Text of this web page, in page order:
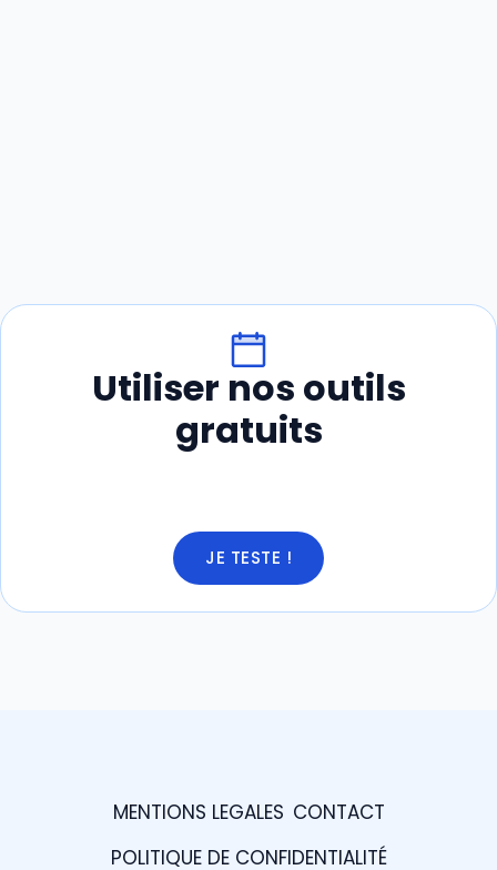
Utiliser nos outils
gratuits
JE TESTE !
MENTIONS LEGALES CONTACT
POLITIQUE DE CONFIDENTIALITÉ